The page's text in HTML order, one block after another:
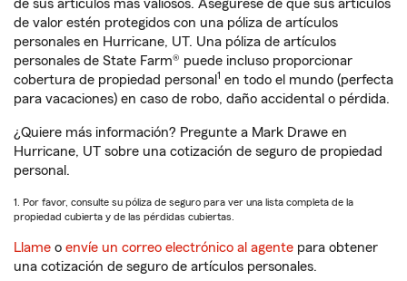
de sus artículos más valiosos. Asegúrese de que sus artículos
de valor estén protegidos con una póliza de artículos
personales en Hurricane, UT. Una póliza de artículos
personales de State Farm® puede incluso proporcionar
cobertura de propiedad personal 1 en todo el mundo (perfecta
para vacaciones) en caso de robo, daño accidental o pérdida.
¿Quiere más información? Pregunte a Mark Drawe en
Hurricane, UT sobre una cotización de seguro de propiedad
personal.
1. Por favor, consulte su póliza de seguro para ver una lista completa de la
propiedad cubierta y de las pérdidas cubiertas.
Llame o envíe un correo electrónico al agente para obtener
una cotización de seguro de artículos personales.